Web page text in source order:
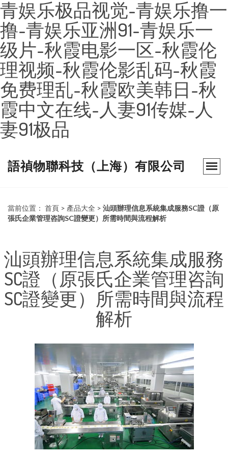
青娱乐极品视觉-青娱乐撸一
撸-青娱乐亚洲91-青娱乐一
级片-秋霞电影一区-秋霞伦
理视频-秋霞伦影乱码-秋霞
免费理乱-秋霞欧美韩日-秋
霞中文在线-人妻91传媒-人
妻91极品
語禎物聯科技（上海）有限公司
當前位置： 首頁 > 產品大全 > 汕頭辦理信息系統集成服務SC證（原
張氏企業管理咨詢SC證變更）所需時間與流程解析
汕頭辦理信息系統集成服務
SC證（原張氏企業管理咨詢
SC證變更）所需時間與流程
解析